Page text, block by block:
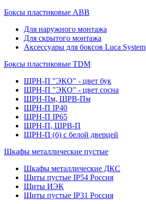
Боксы пластиковые ABB
Для наружного монтажа
Для скрытого монтажа
Аксессуары для боксов Luca System
Боксы пластиковые TDM
ЩРН-П "ЭКО" - цвет бук
ЩРН-П "ЭКО" - цвет сосна
ЩРН-Пм, ЩРВ-Пм
ЩРН-П IP40
ЩРН-П IP65
ЩРН-П, ЩРВ-П
ЩРН-П (б) с белой дверцей
Шкафы металлические пустые
Шкафы металлические ДКС
Щиты пустые IP54 Россия
Щиты ИЭК
Щиты пустые IP31 Россия